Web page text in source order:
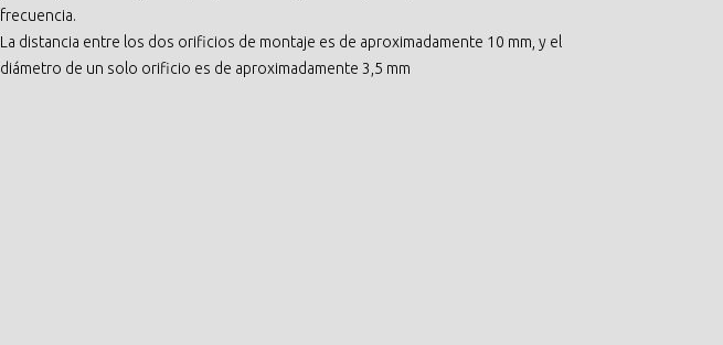
frecuencia.
La distancia entre los dos orificios de montaje es de aproximadamente 10 mm, y el
diámetro de un solo orificio es de aproximadamente 3,5 mm